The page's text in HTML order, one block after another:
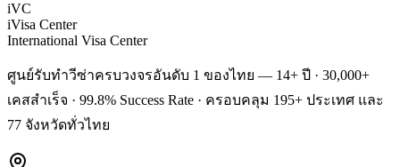
iVC
iVisa Center
International Visa Center
ศูนย์รับทำวีซ่าครบวงจรอันดับ 1 ของไทย — 14+ ปี · 30,000+
เคสสำเร็จ · 99.8% Success Rate · ครอบคลุม 195+ ประเทศ และ
77 จังหวัดทั่วไทย